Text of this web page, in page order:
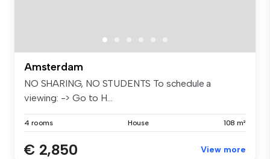
Amsterdam
NO SHARING, NO STUDENTS To schedule a
viewing: -> Go to H...
4 rooms House 108 m²
€ 2,850 View more